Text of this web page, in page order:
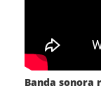
Banda sonora